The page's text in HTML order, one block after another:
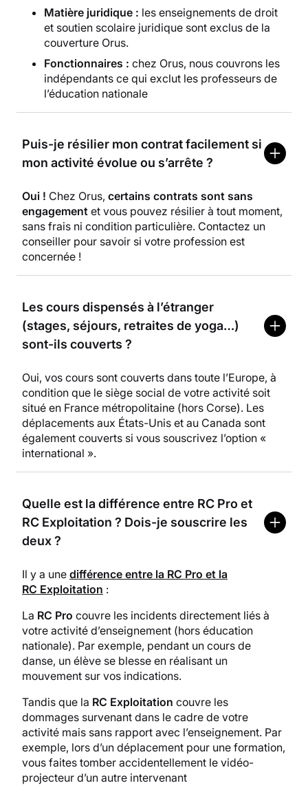
Matière juridique : les enseignements de droit
et soutien scolaire juridique sont exclus de la
couverture Orus.
Fonctionnaires : chez Orus, nous couvrons les
indépendants ce qui exclut les professeurs de
l’éducation nationale
Puis-je résilier mon contrat facilement si
mon activité évolue ou s’arrête ?
Oui ! Chez Orus, certains contrats sont sans
engagement et vous pouvez résilier à tout moment,
sans frais ni condition particulière. Contactez un
conseiller pour savoir si votre profession est
concernée !
Les cours dispensés à l’étranger
(stages, séjours, retraites de yoga…)
sont-ils couverts ?
Oui, vos cours sont couverts dans toute l’Europe, à
condition que le siège social de votre activité soit
situé en France métropolitaine (hors Corse). Les
déplacements aux États-Unis et au Canada sont
également couverts si vous souscrivez l’option «
international ».
Quelle est la différence entre RC Pro et
RC Exploitation ? Dois-je souscrire les
deux ?
Il y a une différence entre la RC Pro et la
RC Exploitation :
La RC Pro couvre les incidents directement liés à
votre activité d’enseignement (hors éducation
nationale). Par exemple, pendant un cours de
danse, un élève se blesse en réalisant un
mouvement sur vos indications.
Tandis que la RC Exploitation couvre les
dommages survenant dans le cadre de votre
activité mais sans rapport avec l’enseignement. Par
exemple, lors d’un déplacement pour une formation,
vous faites tomber accidentellement le vidéo-
projecteur d’un autre intervenant